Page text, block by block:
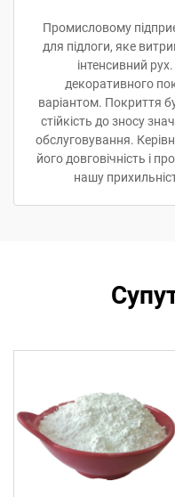
Промисловому
для підлоги, яке
інтенсивний
декоративного
варіантом. Покриття
стійкість до зносу
обслуговування.
його довговічність і
нашу